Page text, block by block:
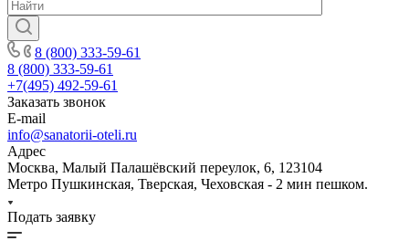
8 (800) 333-59-61
8 (800) 333-59-61
+7(495) 492-59-61
Заказать звонок
E-mail
info@sanatorii-oteli.ru
Адрес
Москва, Малый Палашёвский переулок, 6, 123104
Метро Пушкинская, Тверская, Чеховская - 2 мин пешком.
Подать заявку